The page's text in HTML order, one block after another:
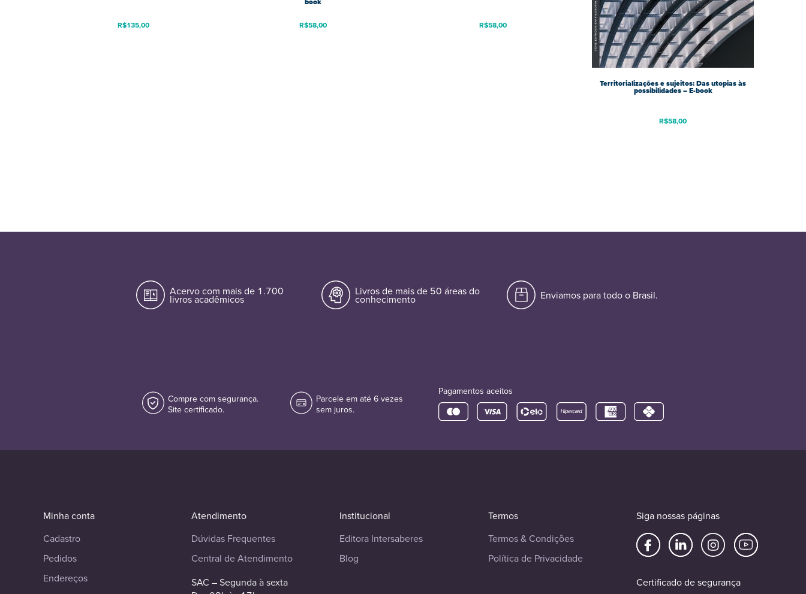
R$135,00 R$58,00 R$58,00
Territorializações e sujeitos: Das utopias às
possibilidades – E-book
R$58,00
Acervo com mais de 1.700
livros acadêmicos
Livros de mais de 50 áreas do
conhecimento Enviamos para todo o Brasil.
Compre com segurança.
Site certificado.
Parcele em até 6 vezes
sem juros.
Pagamentos aceitos
Minha conta
Cadastro
Pedidos
Endereços
Atendimento
Dúvidas Frequentes
Central de Atendimento
SAC – Segunda à sexta
Institucional
Editora Intersaberes
Blog
Termos
Termos & Condições
Política de Privacidade
Siga nossas páginas
Certificado de segurança